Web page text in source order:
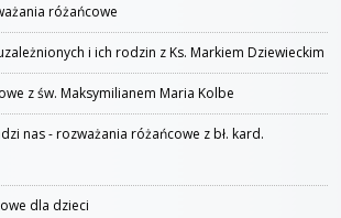
różańcowe
i ich rodzin z Ks. Markiem Dziewieckim
z św. Maksymilianem Maria Kolbe
nas - rozważania różańcowe z bł. kard.
dla dzieci